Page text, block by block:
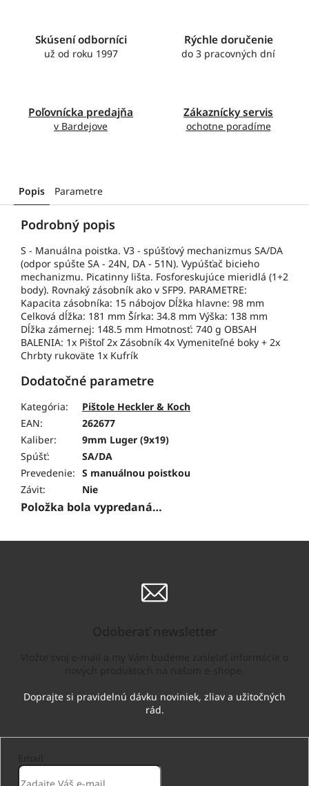
Skúsení odborníci
už od roku 1997
Rýchle doručenie
do 3 pracovných dní
Poľovnícka predajňa
v Bardejove
Zákaznícky servis
ochotne poradíme
Popis Parametre
Podrobný popis
S - Manuálna poistka. V3 - spúšťový mechanizmus SA/DA
(odpor spúšte SA - 24N, DA - 51N). Vypúšťač bicieho
mechanizmu. Picatinny lišta. Fosforeskujúce mieridlá (1+2
body). Rovnaký zásobník ako v SFP9. PARAMETRE:
Kapacita zásobníka: 15 nábojov Dĺžka hlavne: 98 mm
Celková dĺžka: 181 mm Šírka: 34.8 mm Výška: 138 mm
Dĺžka zámernej: 148.5 mm Hmotnosť: 740 g OBSAH
BALENIA: 1x Pištoľ 2x Zásobník 4x Vymeniteľné boky + 2x
Chrbty rukoväte 1x Kufrík
Dodatočné parametre
Kategória:
Pištole Heckler & Koch
EAN:
262677
Kaliber:
9mm Luger (9x19)
Spúšť:
SA/DA
Prevedenie: S manuálnou poistkou
Závit: Nie
Položka bola vypredaná…